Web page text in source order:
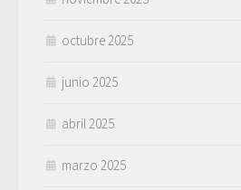
octubre 2025
junio 2025
abril 2025
marzo 2025